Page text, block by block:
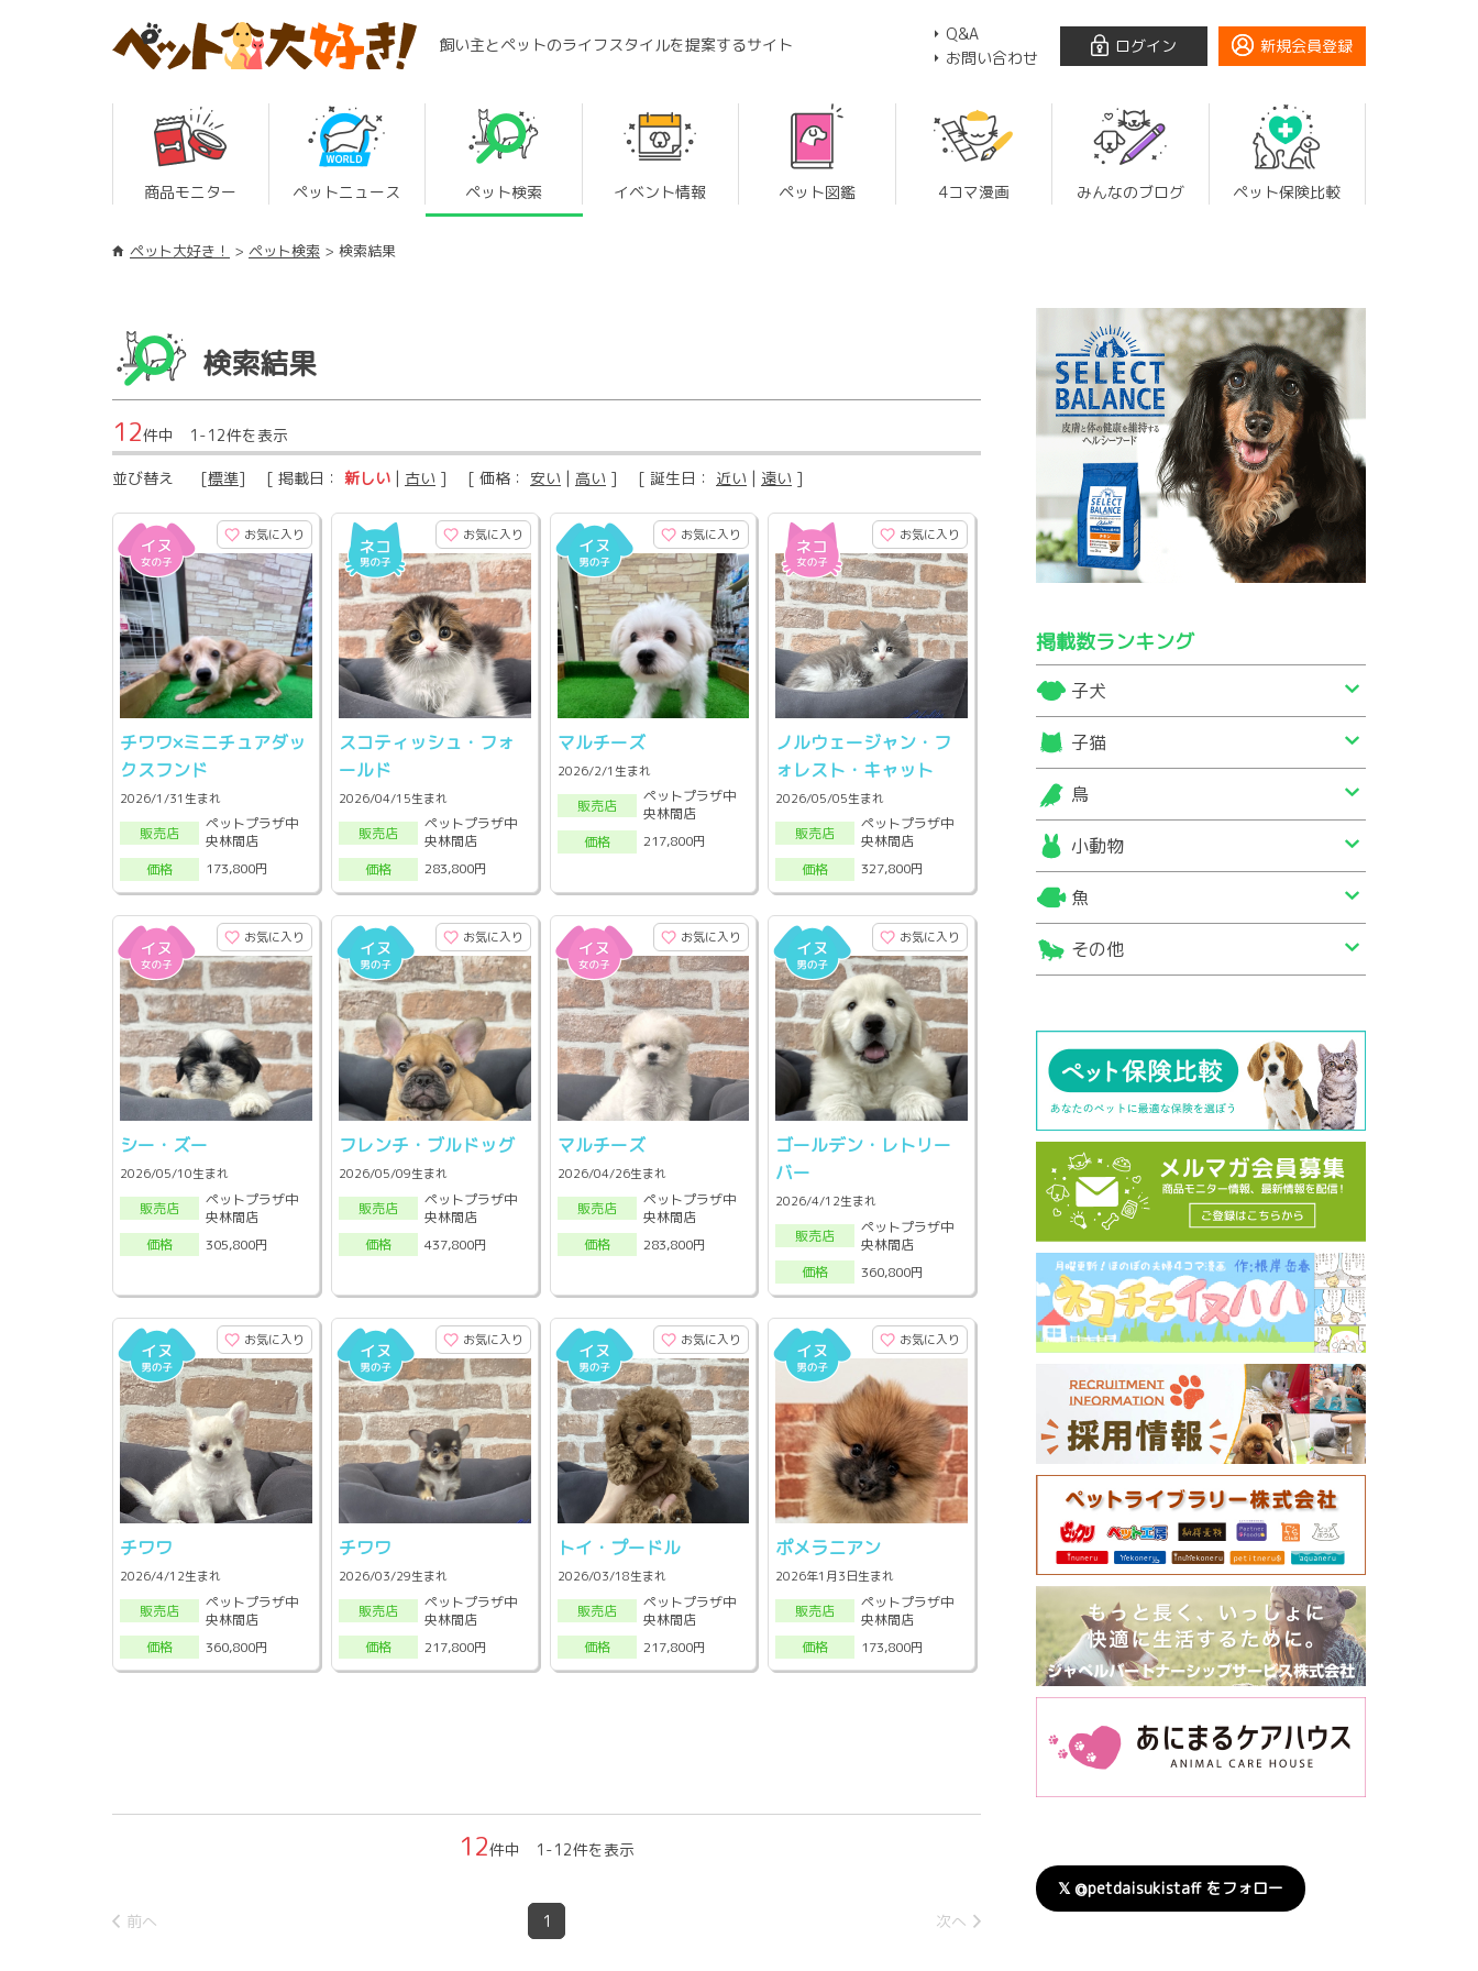
飼い主とペットのライフスタイルを提案するサイト
Q&A
お問い合わせ
ログイン 新規会員登録
商品モニター ペットニュース ペット検索 イベント情報 ペット図鑑 4コマ漫画 みんなのブログ ペット保険比較
ペット大好き！ ペット検索 検索結果
検索結果
12件中 1-12件を表示
並び替え [標準] [ 掲載日： 新しい | 古い ] [ 価格： 安い | 高い ] [ 誕生日： 近い | 遠い ]
お気に入り
チワワ×ミニチュアダッ
クスフンド
2026/1/31生まれ
販売店
ペットプラザ中
央林間店
価格
173,800円
お気に入り
スコティッシュ・フォ
ールド
2026/04/15生まれ
販売店
ペットプラザ中
央林間店
価格
283,800円
お気に入り
マルチーズ
2026/2/1生まれ
販売店
ペットプラザ中
央林間店
価格
217,800円
お気に入り
ノルウェージャン・フ
ォレスト・キャット
2026/05/05生まれ
販売店
ペットプラザ中
央林間店
価格
327,800円
お気に入り
シー・ズー
2026/05/10生まれ
販売店
ペットプラザ中
央林間店
価格
305,800円
お気に入り
フレンチ・ブルドッグ
2026/05/09生まれ
販売店
ペットプラザ中
央林間店
価格
437,800円
お気に入り
マルチーズ
2026/04/26生まれ
販売店
ペットプラザ中
央林間店
価格
283,800円
お気に入り
ゴールデン・レトリー
バー
2026/4/12生まれ
販売店
ペットプラザ中
央林間店
価格
360,800円
お気に入り
チワワ
2026/4/12生まれ
販売店
ペットプラザ中
央林間店
価格
360,800円
お気に入り
チワワ
2026/03/29生まれ
販売店
ペットプラザ中
央林間店
価格
217,800円
お気に入り
トイ・プードル
2026/03/18生まれ
販売店
ペットプラザ中
央林間店
価格
217,800円
お気に入り
ポメラニアン
2026年1月3日生まれ
販売店
ペットプラザ中
央林間店
価格
173,800円
12件中 1-12件を表示
前へ 1 次へ
掲載数ランキング
子犬
子猫
鳥
小動物
魚
その他
𝕏 @petdaisukistaff をフォロー